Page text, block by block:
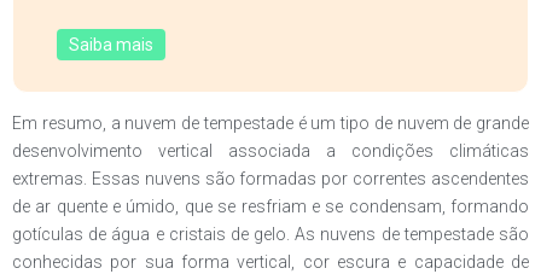
Saiba mais
Em resumo, a nuvem de tempestade é um tipo de nuvem de grande
desenvolvimento vertical associada a condições climáticas
extremas. Essas nuvens são formadas por correntes ascendentes
de ar quente e úmido, que se resfriam e se condensam, formando
gotículas de água e cristais de gelo. As nuvens de tempestade são
conhecidas por sua forma vertical, cor escura e capacidade de